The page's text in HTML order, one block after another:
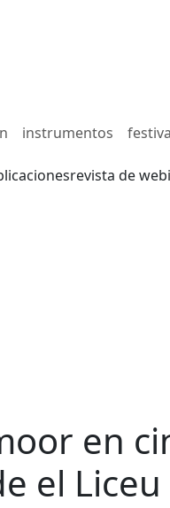
instrumentos
revista de web
en
el Liceu